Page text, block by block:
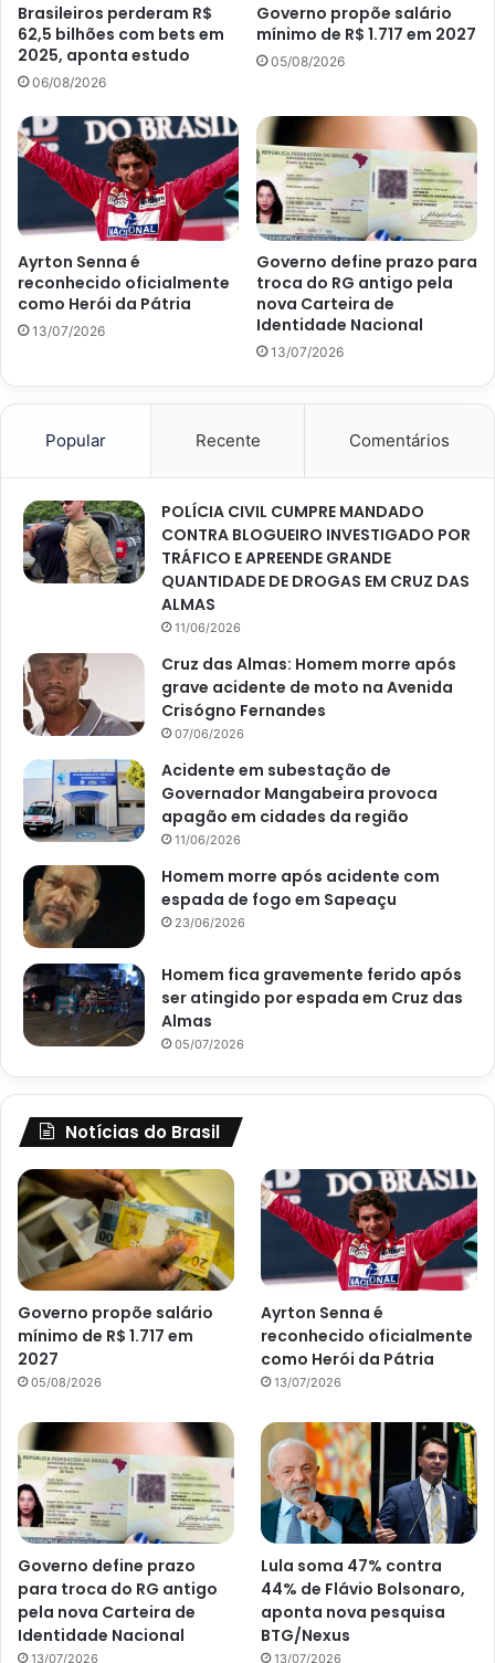
Brasileiros perderam R$
62,5 bilhões com bets em
2025, aponta estudo
06/08/2026
Governo propõe salário
mínimo de R$ 1.717 em 2027
05/08/2026
Ayrton Senna é
reconhecido oficialmente
como Herói da Pátria
13/07/2026
Governo define prazo para
troca do RG antigo pela
nova Carteira de
Identidade Nacional
13/07/2026
Popular Recente Comentários
POLÍCIA CIVIL CUMPRE MANDADO
CONTRA BLOGUEIRO INVESTIGADO POR
TRÁFICO E APREENDE GRANDE
QUANTIDADE DE DROGAS EM CRUZ DAS
ALMAS
11/06/2026
Cruz das Almas: Homem morre após
grave acidente de moto na Avenida
Crisógno Fernandes
07/06/2026
Acidente em subestação de
Governador Mangabeira provoca
apagão em cidades da região
11/06/2026
Homem morre após acidente com
espada de fogo em Sapeaçu
23/06/2026
Homem fica gravemente ferido após
ser atingido por espada em Cruz das
Almas
05/07/2026
Notícias do Brasil
Governo propõe salário
mínimo de R$ 1.717 em
2027
05/08/2026
Ayrton Senna é
reconhecido oficialmente
como Herói da Pátria
13/07/2026
Governo define prazo
para troca do RG antigo
pela nova Carteira de
Identidade Nacional
13/07/2026
Lula soma 47% contra
44% de Flávio Bolsonaro,
aponta nova pesquisa
BTG/Nexus
13/07/2026